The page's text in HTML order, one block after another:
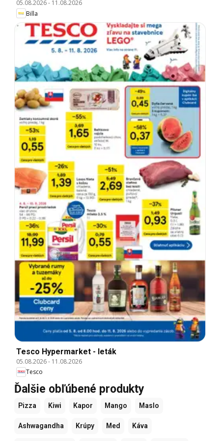
05.08.2026- 11.08.2026
Billa
Tesco Hypermarket - leták
05.08.2026- 11.08.2026
Tesco
Ďalšie obľúbené produkty
Pizza Kiwi Kapor Mango Maslo
Ashwagandha Krúpy Med Káva